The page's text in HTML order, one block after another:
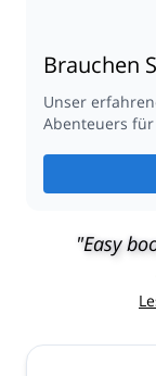
Brauchen
Unser
Abenteuers für
"Easy